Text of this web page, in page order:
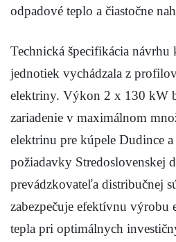
odpadové teplo a čiastočne
Technická špecifikácia návrhu
jednotiek vychádzala z
elektriny. Výkon 2 x 130 kW
zariadenie v maximálnom
elektrinu pre kúpele Dudince
požiadavky Stredoslovenskej
prevádzkovateľa distribučnej
zabezpečuje efektívnu výrobu
tepla pri optimálnych